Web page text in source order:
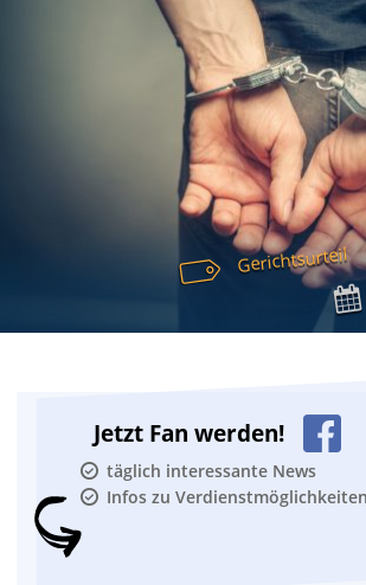
Gerichtsurteil
Jetzt Fan werden!
täglich interessante News
Infos zu Verdienstmöglichkeiten